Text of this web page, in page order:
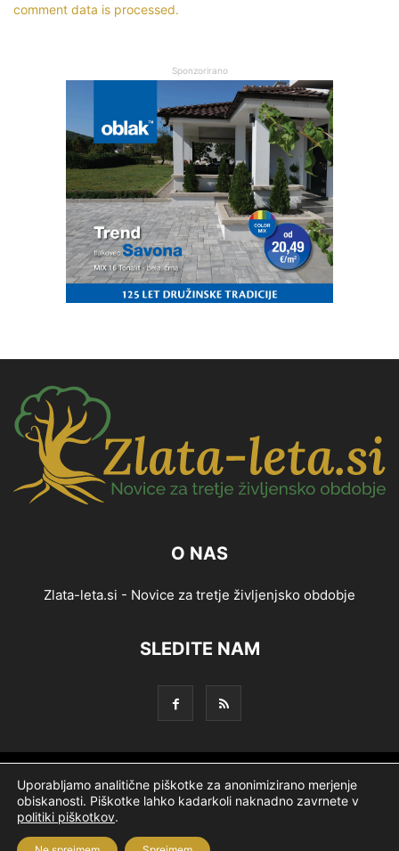
comment data is processed.
Sponzorirano
O NAS
Zlata-leta.si - Novice za tretje življenjsko obdobje
SLEDITE NAM
Splošni pogoji Piškotki Politika zasebnosti
Oglaševanje Partnerji Ekipa Logotip O podjetju
Uporabljamo analitične piškotke za anonimizirano merjenje
obiskanosti. Piškotke lahko kadarkoli naknadno zavrnete v
politiki piškotkov.